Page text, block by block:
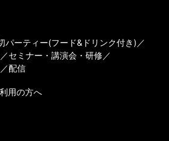
パーティー(フード&ドリンク付き)
セミナー・講演会・研修
配信
用の方へ